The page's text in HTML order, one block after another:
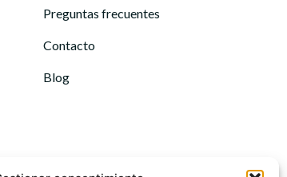
Preguntas frecuentes
Contacto
Blog